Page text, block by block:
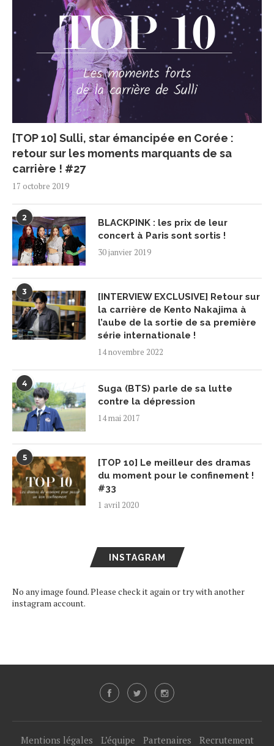
[TOP 10] Sulli, star émancipée en Corée :
retour sur les moments marquants de sa
carrière ! #27
17 octobre 2019
2
BLACKPINK : les prix de leur
concert à Paris sont sortis !
30 janvier 2019
3
[INTERVIEW EXCLUSIVE] Retour sur
la carrière de Kento Nakajima à
l’aube de la sortie de sa première
série internationale !
14 novembre 2022
4
Suga (BTS) parle de sa lutte
contre la dépression
14 mai 2017
5
[TOP 10] Le meilleur des dramas
du moment pour le confinement !
#33
1 avril 2020
INSTAGRAM
No any image found. Please check it again or try with another
instagram account.
Mentions légales L’équipe Partenaires Recrutement